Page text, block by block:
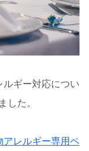
ギー対応につい
した。
レルギー専用ペ